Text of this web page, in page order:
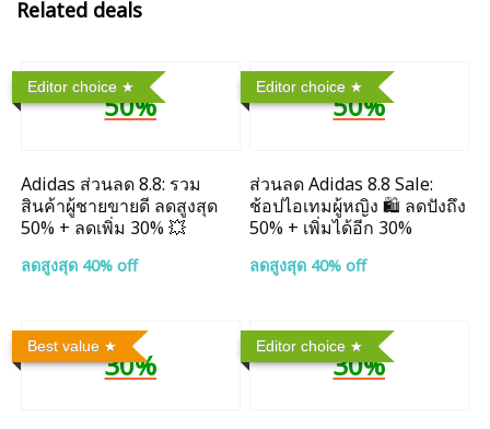
Related deals
Editor choice
50%
Adidas ส่วนลด 8.8: รวม
สินค้าผู้ชายขายดี ลดสูงสุด
50% + ลดเพิ่ม 30% 💥
ลดสูงสุด 40% off
Editor choice
50%
ส่วนลด Adidas 8.8 Sale:
ช้อปไอเทมผู้หญิง 🛍️ ลดปังถึง
50% + เพิ่มได้อีก 30%
ลดสูงสุด 40% off
Best value
30%
Editor choice
30%